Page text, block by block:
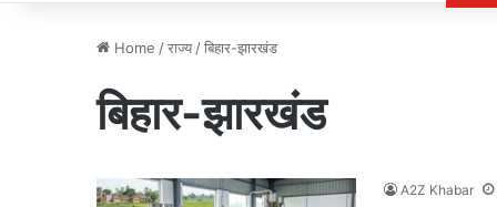
Home /राज्य /बिहार-झारखंड
बिहार-झारखंड
A2Z Khabar